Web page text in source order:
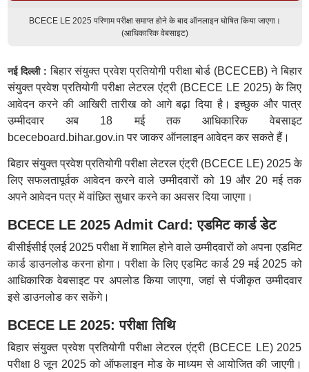
BCECE LE 2025 परिणाम परीक्षा समाप्त होने के बाद ऑनलाइन घोषित किया जाएगा।
(आधिकारिक वेबसाइट)
नई दिल्ली :बिहार संयुक्त प्रवेश प्रतियोगी परीक्षा बोर्ड (BCECEB) ने बिहार
संयुक्त प्रवेश प्रतियोगी परीक्षा लेटरल एंट्री (BCECE LE 2025) के लिए
आवेदन करने की आखिरी तारीख को आगे बढ़ा दिया है। इच्छुक और पात्र
उम्मीदवार अब 18 मई तक आधिकारिक वेबसाइट
bceceboard.bihar.gov.in पर जाकर ऑनलाइन आवेदन कर सकते हैं।
बिहार संयुक्त प्रवेश प्रतियोगी परीक्षा लेटरल एंट्री (BCECE LE) 2025 के
लिए सफलतापूर्वक आवेदन करने वाले उम्मीदवारों को 19 और 20 मई तक
अपने आवेदन पत्र में वांछित सुधार करने का अवसर दिया जाएगा।
BCECE LE 2025 Admit Card: एडमिट कार्ड डेट
बीसीईसीई एलई 2025 परीक्षा में शामिल होने वाले उम्मीदवारों को अपना एडमिट
कार्ड डाउनलोड करना होगा। परीक्षा के लिए एडमिट कार्ड 29 मई 2025 को
आधिकारिक वेबसाइट पर अपलोड किया जाएगा, जहां से पंजीकृत उम्मीदवार
इसे डाउनलोड कर सकेंगे।
BCECE LE 2025: परीक्षा तिथि
बिहार संयुक्त प्रवेश प्रतियोगी परीक्षा लेटरल एंट्री (BCECE LE) 2025
परीक्षा 8 जून 2025 को ऑफलाइन मोड के माध्यम से आयोजित की जाएगी।